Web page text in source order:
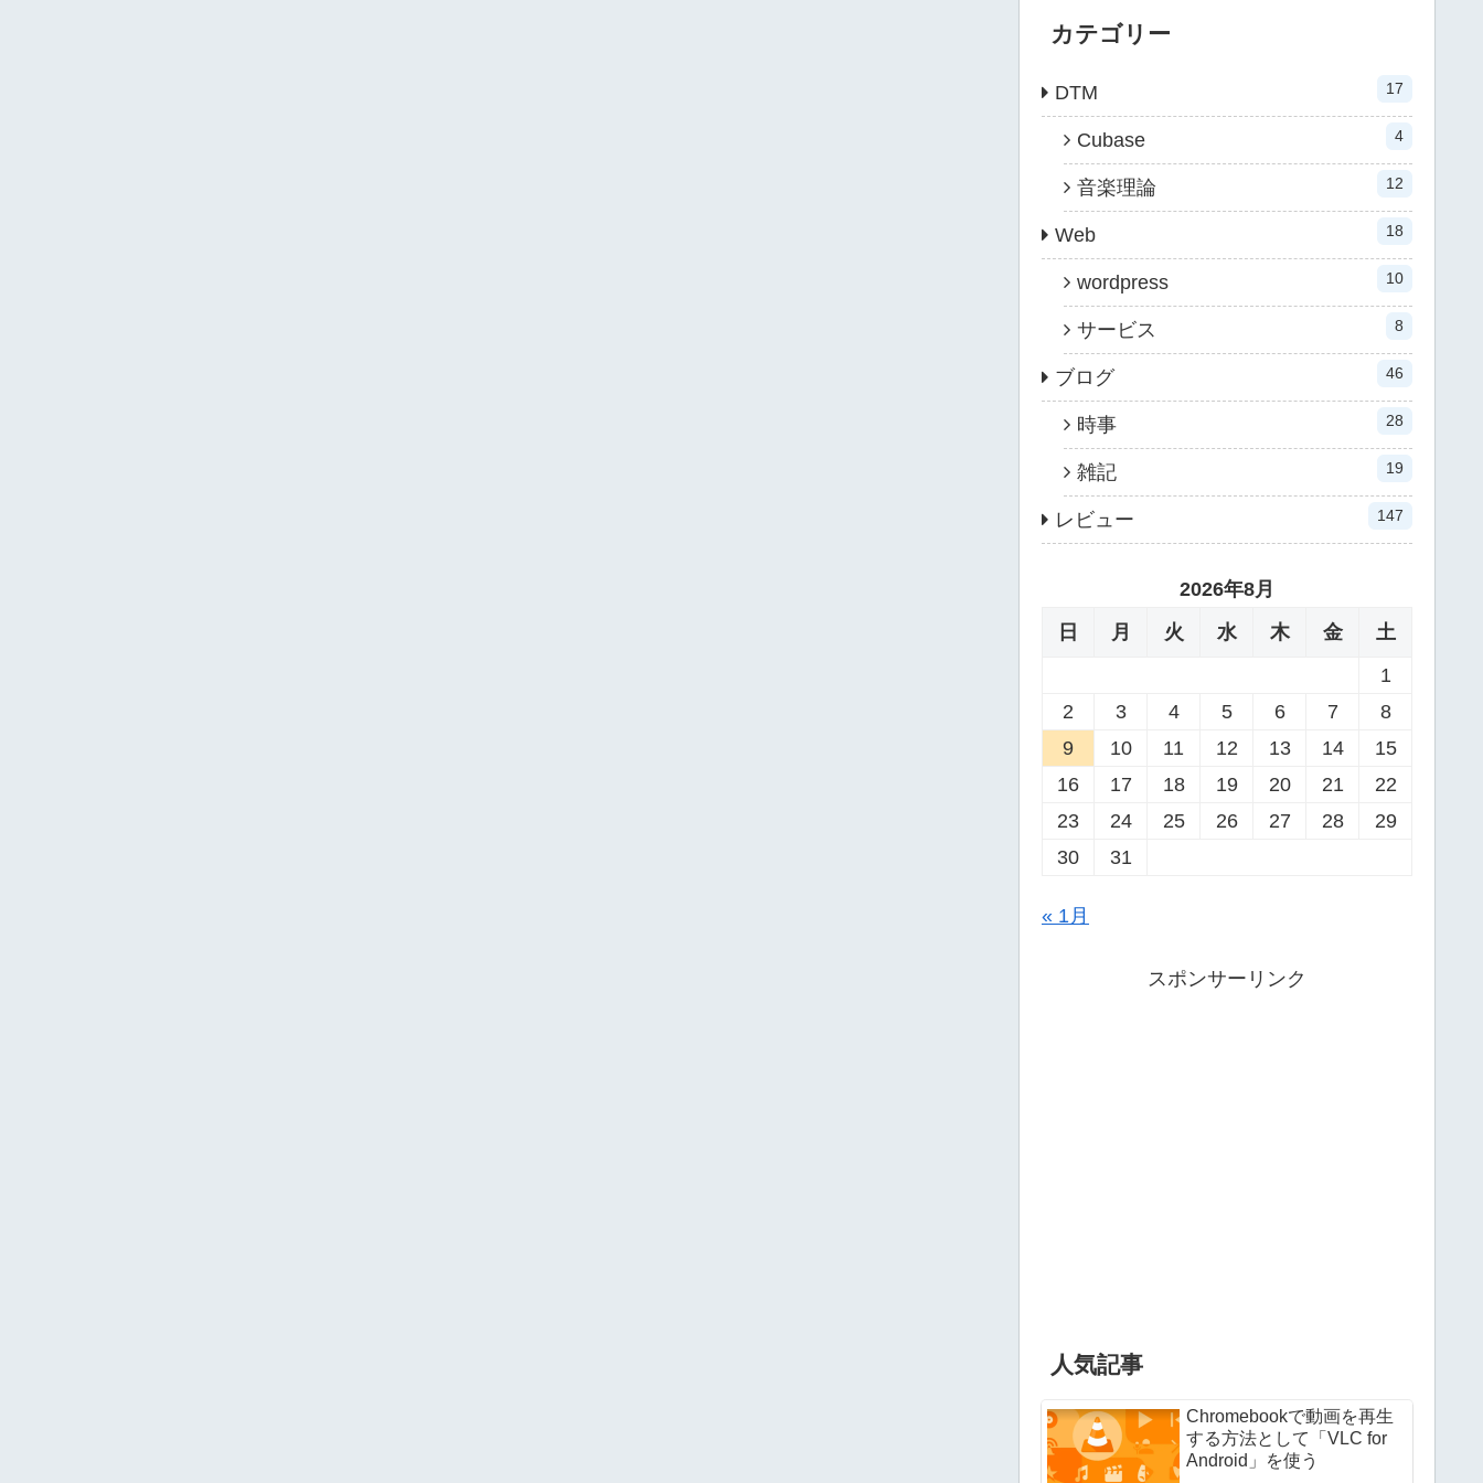
カテゴリー
DTM 17
Cubase 4
音楽理論 12
Web 18
wordpress 10
サービス 8
ブログ 46
時事 28
雑記 19
レビュー 147
2026年8月
日
月 火 水 木 金
土
1
2
3 4 5 6 7
8
9
10 11 12 13 14
15
16
17 18 19 20 21
22
23
24 25 26 27 28
29
30
31
« 1月
スポンサーリンク
人気記事
Chromebookで動画を再生
する方法として「VLC for
Android」を使う